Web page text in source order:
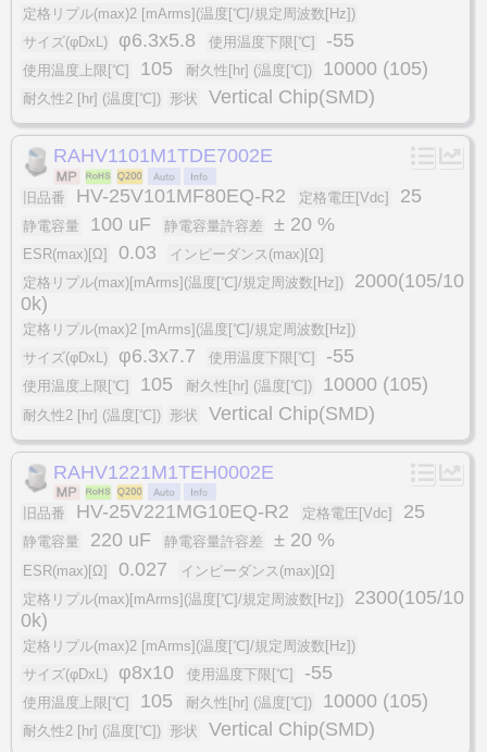
定格リプル(max)2 [mArms](温度[℃]/規定周波数[Hz])
サイズ(φDxL)
φ6.3x5.8 使用温度下限[℃] -55
使用温度上限[℃] 105 耐久性[hr] (温度[℃]) 10000 (105)
耐久性2 [hr] (温度[℃]) 形状 Vertical Chip(SMD)
RAHV1101M1TDE7002E
旧品番 HV-25V101MF80EQ-R2 定格電圧[Vdc] 25
静電容量 100 uF 静電容量許容差 ± 20 %
ESR(max)[Ω] 0.03
インピーダンス(max)[Ω]
定格リプル(max)[mArms](温度[℃]/規定周波数[Hz])
2000(105/10
0k)
定格リプル(max)2 [mArms](温度[℃]/規定周波数[Hz])
サイズ(φDxL)
φ6.3x7.7 使用温度下限[℃] -55
使用温度上限[℃] 105 耐久性[hr] (温度[℃]) 10000 (105)
耐久性2 [hr] (温度[℃]) 形状 Vertical Chip(SMD)
RAHV1221M1TEH0002E
旧品番 HV-25V221MG10EQ-R2 定格電圧[Vdc] 25
静電容量 220 uF 静電容量許容差 ± 20 %
ESR(max)[Ω] 0.027
インピーダンス(max)[Ω]
定格リプル(max)[mArms](温度[℃]/規定周波数[Hz])
2300(105/10
0k)
定格リプル(max)2 [mArms](温度[℃]/規定周波数[Hz])
サイズ(φDxL)
φ8x10 使用温度下限[℃] -55
使用温度上限[℃] 105 耐久性[hr] (温度[℃]) 10000 (105)
耐久性2 [hr] (温度[℃]) 形状 Vertical Chip(SMD)